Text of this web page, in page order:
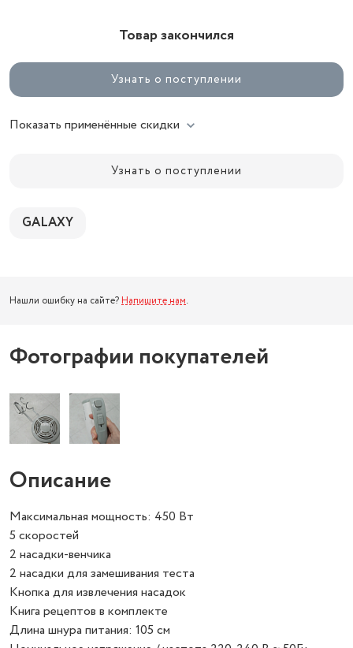
Товар закончился
Узнать о поступлении
Показать применённые скидки
Узнать о поступлении
GALAXY
Нашли ошибку на сайте? Напишите нам.
Фотографии покупателей
Описание
Максимальная мощность: 450 Вт
5 скоростей
2 насадки-венчика
2 насадки для замешивания теста
Кнопка для извлечения насадок
Книга рецептов в комплекте
Длина шнура питания: 105 см